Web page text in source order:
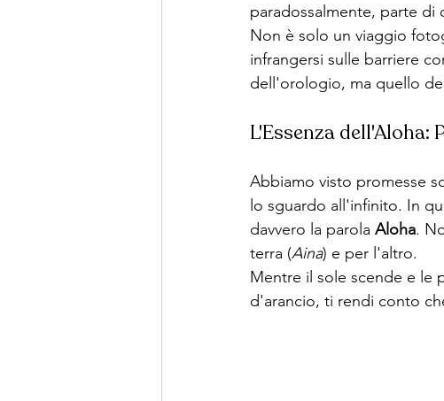
paradossalmente, parte di
Non è solo un viaggio
infrangersi sulle barriere
dell'orologio, ma quello
L'Essenza dell'Aloha:
Abbiamo visto promesse
lo sguardo all'infinito. In
davvero la parola Aloha.
terra (Aina) e per l'altro.
Mentre il sole scende e le
d'arancio, ti rendi conto